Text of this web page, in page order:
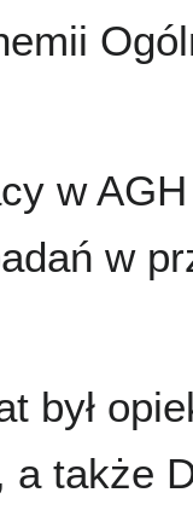
w
w
był
a także